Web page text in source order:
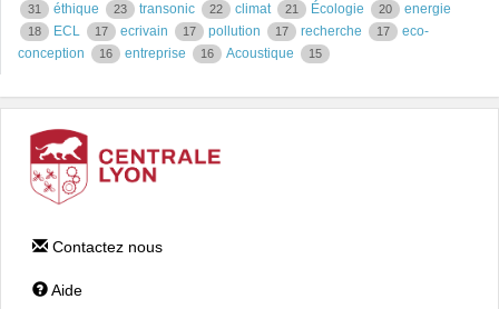
31 éthique 23 transonic 22 climat 21 Écologie 20 energie
18 ECL 17 ecrivain 17 pollution 17 recherche 17
eco-
conception
16 entreprise 16 Acoustique 15
Contactez nous
Aide